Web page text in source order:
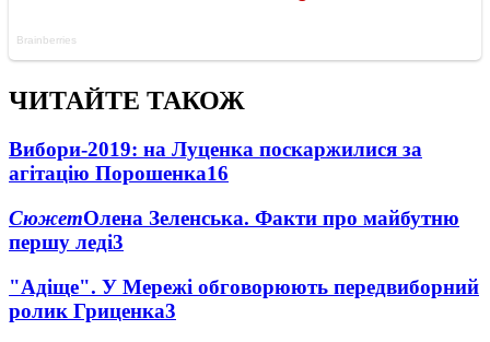
ЧИТАЙТЕ ТАКОЖ
Вибори-2019: на Луценка поскаржилися за
агітацію Порошенка16
СюжетОлена Зеленська. Факти про майбутню
першу леді3
"Адіще". У Мережі обговорюють передвиборний
ролик Гриценка3